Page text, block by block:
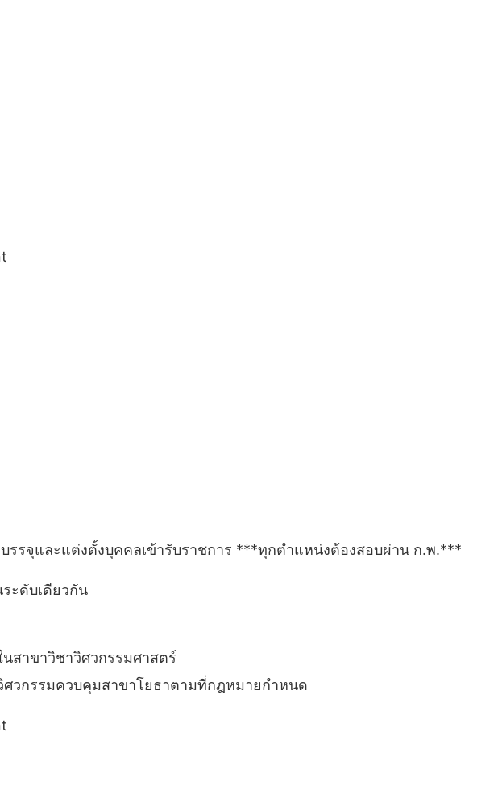
รจุและแต่งตั้งบุคคลเข้ารับราชการ ***ทุกตำแหน่งต้องสอบผ่าน ก.พ.***
ะดับเดียวกัน
สาขาวิชาวิศวกรรมศาสตร์
ศวกรรมควบคุมสาขาโยธาตามที่กฎหมายกำหนด